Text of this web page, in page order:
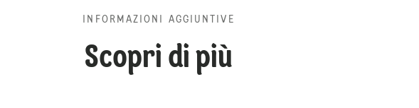
INFORMAZIONI AGGIUNTIVE
Scopri di più